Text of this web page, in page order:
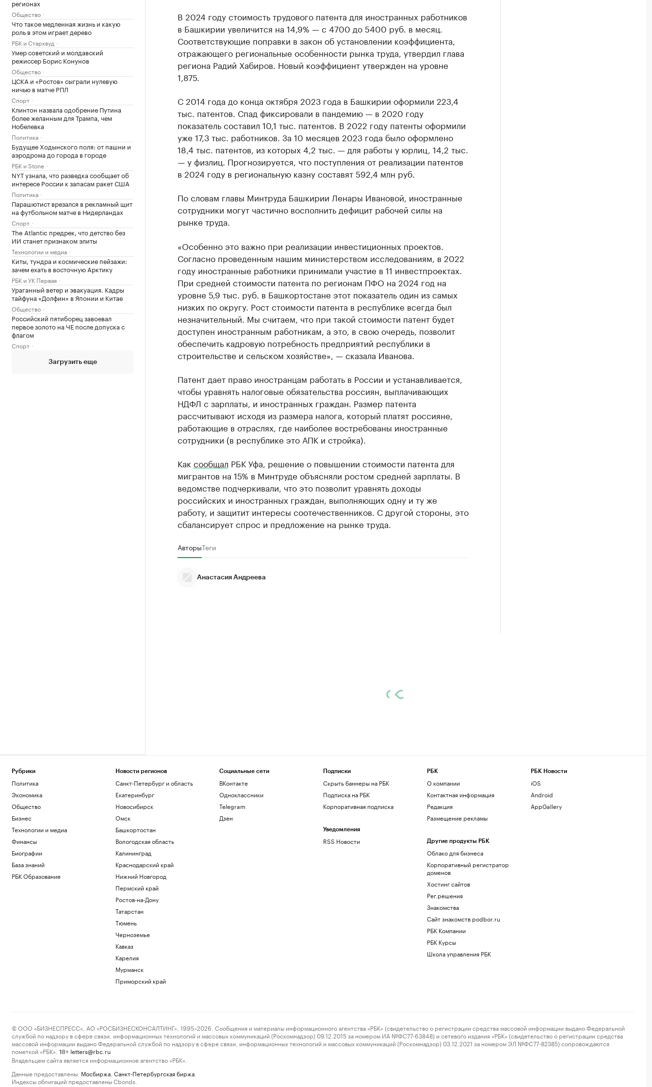
регионах
Общество
Что такое медленная жизнь и какую
роль в этом играет дерево
РБК и Старквуд
Умер советский и молдавский
режиссер Борис Конунов
Общество
ЦСКА и «Ростов» сыграли нулевую
ничью в матче РПЛ
Спорт
Клинтон назвала одобрение Путина
более желанным для Трампа, чем
Нобелевка
Политика
Будущее Ходынского поля: от пашни и
аэродрома до города в городе
РБК и Stone
NYT узнала, что разведка сообщает об
интересе России к запасам ракет США
Политика
Парашютист врезался в рекламный щит
на футбольном матче в Нидерландах
Спорт
The Atlantic предрек, что детство без
ИИ станет признаком элиты
Технологии и медиа
Киты, тундра и космические пейзажи:
зачем ехать в восточную Арктику
РБК и УК Первая
Ураганный ветер и эвакуация. Кадры
тайфуна «Долфин» в Японии и Китае
Общество
Российский пятиборец завоевал
первое золото на ЧЕ после допуска с
флагом
Спорт
Загрузить еще
В 2024 году стоимость трудового патента для иностранных работников
в Башкирии увеличится на 14,9% — с 4700 до 5400 руб. в месяц.
Соответствующие поправки в закон об установлении коэффициента,
отражающего региональные особенности рынка труда, утвердил глава
региона Радий Хабиров. Новый коэффициент утвержден на уровне
1,875.
С 2014 года до конца октября 2023 года в Башкирии оформили 223,4
тыс. патентов. Спад фиксировали в пандемию — в 2020 году
показатель составил 10,1 тыс. патентов. В 2022 году патенты оформили
уже 17,3 тыс. работников. За 10 месяцев 2023 года было оформлено
18,4 тыс. патентов, из которых 4,2 тыс. — для работы у юрлиц, 14,2 тыс.
— у физлиц. Прогнозируется, что поступления от реализации патентов
в 2024 году в региональную казну составят 592,4 млн руб.
По словам главы Минтруда Башкирии Ленары Ивановой, иностранные
сотрудники могут частично восполнить дефицит рабочей силы на
рынке труда.
«Особенно это важно при реализации инвестиционных проектов.
Согласно проведенным нашим министерством исследованиям, в 2022
году иностранные работники принимали участие в 11 инвестпроектах.
При средней стоимости патента по регионам ПФО на 2024 год на
уровне 5,9 тыс. руб. в Башкортостане этот показатель один из самых
низких по округу. Рост стоимости патента в республике всегда был
незначительный. Мы считаем, что при такой стоимости патент будет
доступен иностранным работникам, а это, в свою очередь, позволит
обеспечить кадровую потребность предприятий республики в
строительстве и сельском хозяйстве», — сказала Иванова.
Патент дает право иностранцам работать в России и устанавливается,
чтобы уравнять налоговые обязательства россиян, выплачивающих
НДФЛ с зарплаты, и иностранных граждан. Размер патента
рассчитывают исходя из размера налога, который платят россияне,
работающие в отраслях, где наиболее востребованы иностранные
сотрудники (в республике это АПК и стройка).
Как сообщал РБК Уфа, решение о повышении стоимости патента для
мигрантов на 15% в Минтруде объясняли ростом средней зарплаты. В
ведомстве подчеркивали, что это позволит уравнять доходы
российских и иностранных граждан, выполняющих одну и ту же
работу, и защитит интересы соотечественников. С другой стороны, это
сбалансирует спрос и предложение на рынке труда.
АвторыТеги
Анастасия Андреева
Рубрики
Политика
Экономика
Общество
Бизнес
Технологии и медиа
Финансы
Биографии
База знаний
РБК Образование
Новости регионов
Санкт-Петербург и область
Екатеринбург
Новосибирск
Омск
Башкортостан
Вологодская область
Калининград
Краснодарский край
Нижний Новгород
Пермский край
Ростов-на-Дону
Татарстан
Тюмень
Черноземье
Кавказ
Карелия
Мурманск
Приморский край
Социальные сети
ВКонтакте
Одноклассники
Telegram
Дзен
Подписки
Скрыть баннеры на РБК
Подписка на РБК
Корпоративная подписка
Уведомления
RSS Новости
РБК
О компании
Контактная информация
Редакция
Размещение рекламы
Другие продукты РБК
Облако для бизнеса
Корпоративный регистратор
доменов
Хостинг сайтов
Рег.решения
Знакомства
Сайт знакомств podbor.ru
РБК Компании
РБК Курсы
Школа управления РБК
РБК Новости
iOS
Android
AppGallery
© ООО «БИЗНЕСПРЕСС», АО «РОСБИЗНЕСКОНСАЛТИНГ», 1995–2026. Сообщения и материалы информационного агентства «РБК» (свидетельство о регистрации средства массовой информации выдано Федеральной
службой по надзору в сфере связи, информационных технологий и массовых коммуникаций (Роскомнадзор) 09.12.2015 за номером ИА №ФС77-63848) и сетевого издания «РБК» (свидетельство о регистрации средства
массовой информации выдано Федеральной службой по надзору в сфере связи, информационных технологий и массовых коммуникаций (Роскомнадзор) 03.12.2021 за номером ЭЛ №ФС77-82385) сопровождаются
пометкой «РБК».
18+ letters@rbc.ru
Владельцем сайта является информационное агентство «РБК».
Данные предоставлены: Мосбиржа Санкт-Петербургская биржа
Индексы облигаций предоставлены Cbonds.